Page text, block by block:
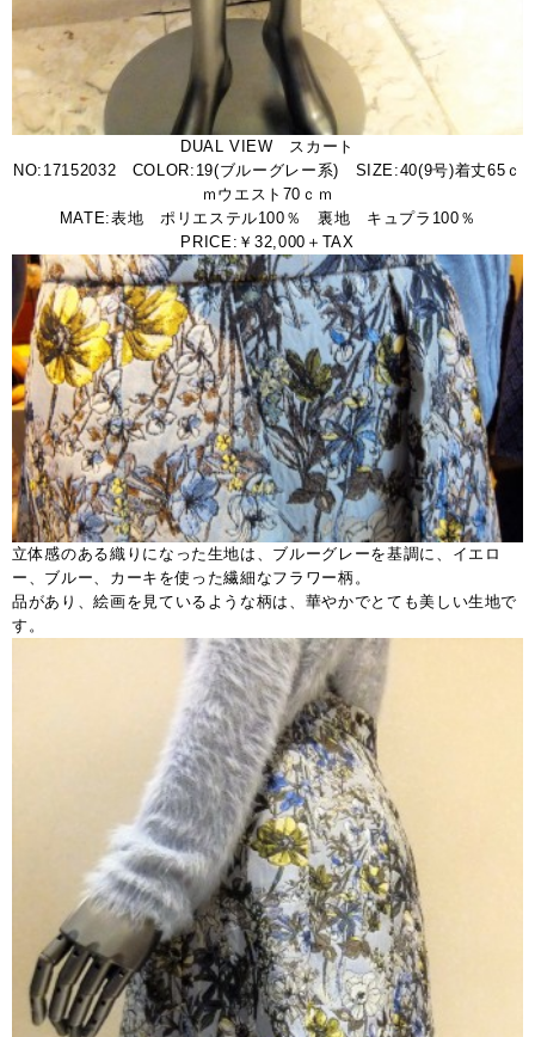
DUAL VIEW スカート
NO:17152032 COLOR:19(ブルーグレー系) SIZE:40(9号)着丈65ｃ
ｍウエスト70ｃｍ
MATE:表地 ポリエステル100％ 裏地 キュプラ100％
PRICE:￥32,000＋TAX
立体感のある織りになった生地は、ブルーグレーを基調に、イエロ
ー、ブルー、カーキを使った繊細なフラワー柄。
品があり、絵画を見ているような柄は、華やかでとても美しい生地で
す。